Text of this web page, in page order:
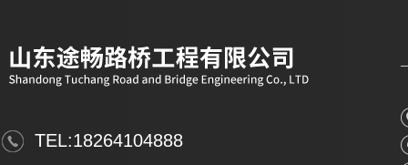
TEL:18264104888